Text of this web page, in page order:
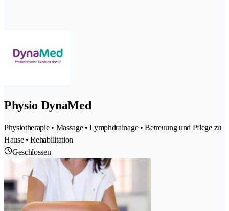
Physio DynaMed
Physiotherapie • Massage • Lymphdrainage • Betreuung und Pflege zu
Hause • Rehabilitation
Geschlossen